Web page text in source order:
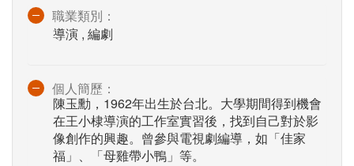
職業類別：
導演 , 編劇
個人簡歷：
陳玉勳，1962年出生於台北。大學期間得到機會
在王小棣導演的工作室實習後，找到自己對於影
像創作的興趣。曾參與電視劇編導，如「佳家
福」、「母雞帶小鴨」等。